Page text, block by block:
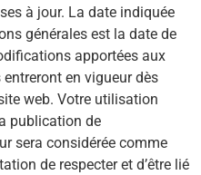
à jour. La date indiquée
générales est la date de
apportées aux
en vigueur dès
web. Votre utilisation
publication de
sera considérée comme
de respecter et d’être lié